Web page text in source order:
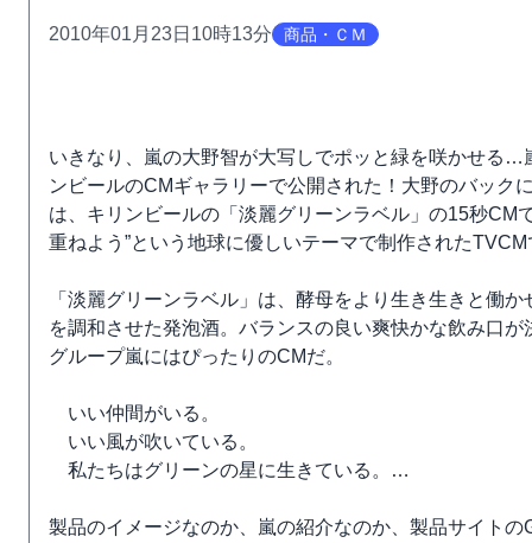
2010年01月23日10時13分 商品・ＣＭ
いきなり、嵐の大野智が大写しでポッと緑を咲かせる
ンビールのCMギャラリーで公開された！大野のバック
は、キリンビールの「淡麗グリーンラベル」の15秒CM
重ねよう”という地球に優しいテーマで制作された
「淡麗グリーンラベル」は、酵母をより生き生きと働
を調和させた発泡酒。バランスの良い爽快かな飲み口
グループ嵐にはぴったりのCMだ。
いい仲間がいる。
いい風が吹いている。
私たちはグリーンの星に生きている。…
製品のイメージなのか、嵐の紹介なのか、製品サイト